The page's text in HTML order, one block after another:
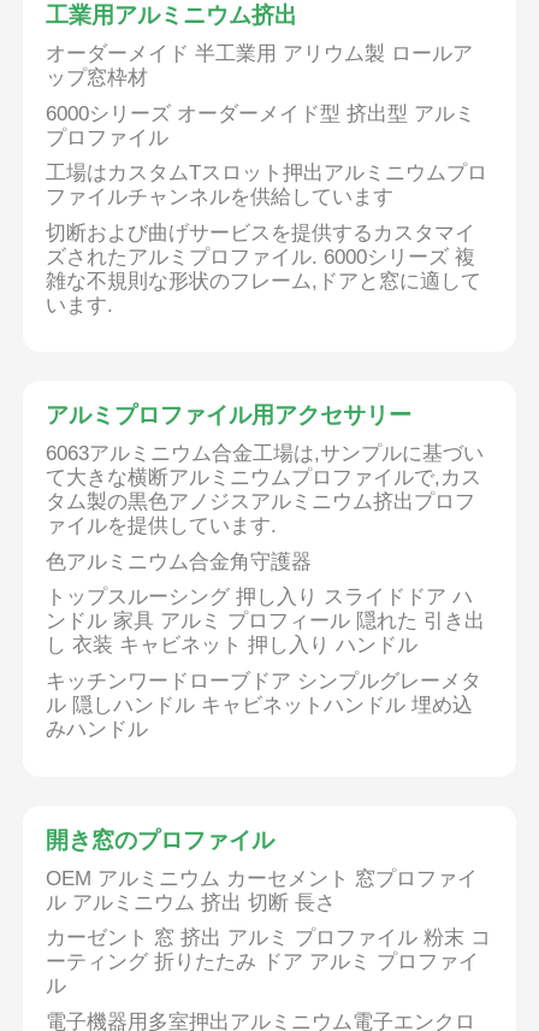
私たちについて
工場 ツアー
工業用アルミニウム挤出
オーダーメイド 半工業用 アリウム製 ロールア
ップ窓枠材
6000シリーズ オーダーメイド型 挤出型 アルミ
プロファイル
工場はカスタムTスロット押出アルミニウムプロ
ファイルチャンネルを供給しています
切断および曲げサービスを提供するカスタマイ
ズされたアルミプロファイル. 6000シリーズ 複
雑な不規則な形状のフレーム,ドアと窓に適して
います.
アルミプロファイル用アクセサリー
6063アルミニウム合金工場は,サンプルに基づい
て大きな横断アルミニウムプロファイルで,カス
タム製の黒色アノジスアルミニウム挤出プロフ
ァイルを提供しています.
色アルミニウム合金角守護器
トップスルーシング 押し入り スライドドア ハ
ンドル 家具 アルミ プロフィール 隠れた 引き出
し 衣装 キャビネット 押し入り ハンドル
キッチンワードローブドア シンプルグレーメタ
ル 隠しハンドル キャビネットハンドル 埋め込
みハンドル
開き窓のプロファイル
OEM アルミニウム カーセメント 窓プロファイ
ル アルミニウム 挤出 切断 長さ
カーゼント 窓 挤出 アルミ プロファイル 粉末 コ
ーティング 折りたたみ ドア アルミ プロファイ
ル
電子機器用多室押出アルミニウム電子エンクロ